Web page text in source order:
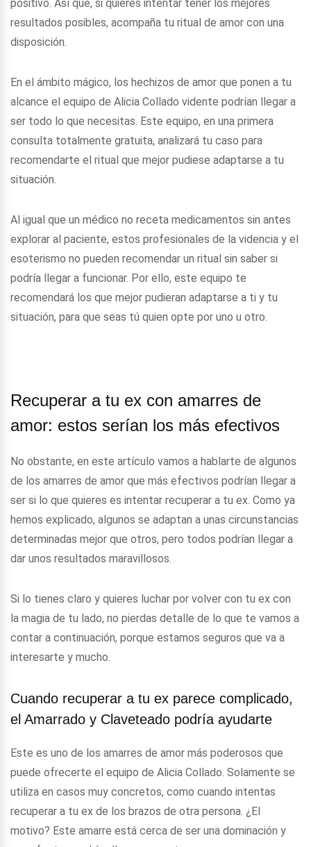
positivo. Así que, si quieres intentar tener los mejores
resultados posibles, acompaña tu ritual de amor con una
disposición.
En el ámbito mágico, los hechizos de amor que ponen a tu
alcance el equipo de Alicia Collado vidente podrían llegar a
ser todo lo que necesitas. Este equipo, en una primera
consulta totalmente gratuita, analizará tu caso para
recomendarte el ritual que mejor pudiese adaptarse a tu
situación.
Al igual que un médico no receta medicamentos sin antes
explorar al paciente, estos profesionales de la videncia y el
esoterismo no pueden recomendar un ritual sin saber si
podría llegar a funcionar. Por ello, este equipo te
recomendará los que mejor pudieran adaptarse a ti y tu
situación, para que seas tú quien opte por uno u otro.
Recuperar a tu ex con amarres de
amor: estos serían los más efectivos
No obstante, en este artículo vamos a hablarte de algunos
de los amarres de amor que más efectivos podrían llegar a
ser si lo que quieres es intentar recuperar a tu ex. Como ya
hemos explicado, algunos se adaptan a unas circunstancias
determinadas mejor que otros, pero todos podrían llegar a
dar unos resultados maravillosos.
Si lo tienes claro y quieres luchar por volver con tu ex con
la magia de tu lado, no pierdas detalle de lo que te vamos a
contar a continuación, porque estamos seguros que va a
interesarte y mucho.
Cuando recuperar a tu ex parece complicado,
el Amarrado y Claveteado podría ayudarte
Este es uno de los amarres de amor más poderosos que
puede ofrecerte el equipo de Alicia Collado. Solamente se
utiliza en casos muy concretos, como cuando intentas
recuperar a tu ex de los brazos de otra persona. ¿El
motivo? Este amarre está cerca de ser una dominación y